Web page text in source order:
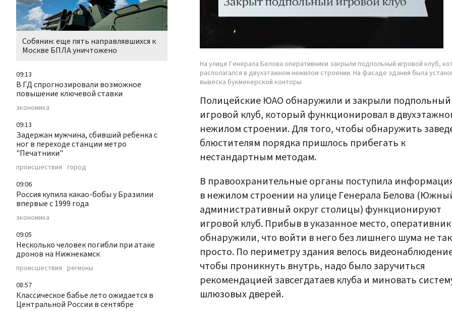
Собянин: еще пять направлявшихся к
Москве БПЛА уничтожено
09:13
В ГД спрогнозировали возможное
повышение ключевой ставки
экономика
09:13
Задержан мужчина, сбивший ребенка с
ног в переходе станции метро
"Печатники"
происшествия город
09:06
Россия купила какао-бобы у Бразилии
впервые с 1999 года
экономика
09:05
Несколько человек погибли при атаке
дронов на Нижнекамск
происшествия регионы
08:57
Классическое бабье лето ожидается в
Центральной России в сентябре
На улице Генерала Белова оперативники закрыли подпольный игровой клуб,
располагался в двухэтажном нежилом строении. На фасаде здания была
вывеска букмекерской конторы
Полицейские ЮАО обнаружили и закрыли подпольный
игровой клуб, который функционировал в
нежилом строении. Для того, чтобы обнаружить
блюстителям порядка пришлось прибегать к
нестандартным методам.
В правоохранительные органы поступила
в нежилом строении на улице Генерала Белова
административный округ столицы) функционируют
игровой клуб. Прибыв в указанное место,
обнаружили, что войти в него без лишнего шума не
просто. По периметру здания велось
чтобы проникнуть внутрь, надо было заручиться
рекомендацией завсегдатаев клуба и миновать
шлюзовых дверей.